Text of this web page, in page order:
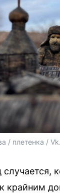
/ плетенка /
к крайним